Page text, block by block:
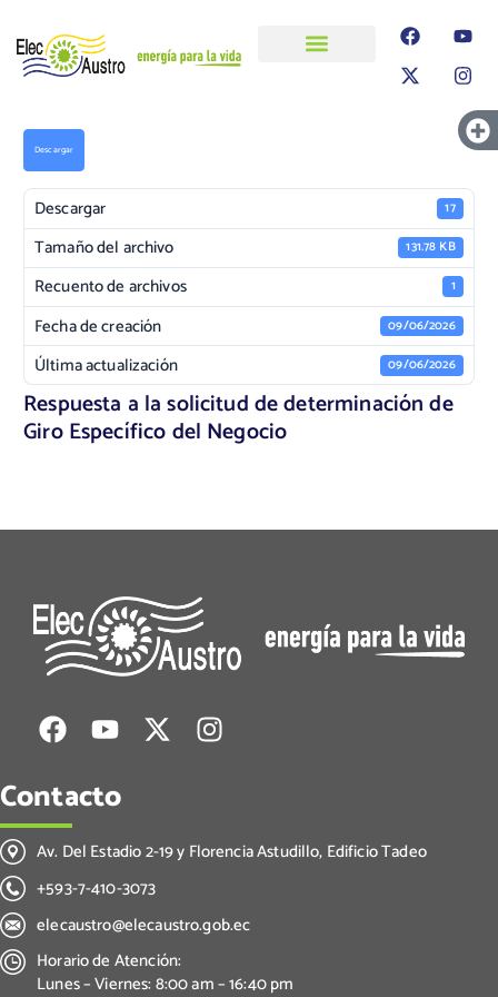
Descargar
Descargar 17
Tamaño del archivo 131.78 KB
Recuento de archivos 1
Fecha de creación 09/06/2026
Última actualización 09/06/2026
Respuesta a la solicitud de determinación de
Giro Específico del Negocio
Contacto
Av. Del Estadio 2-19 y Florencia Astudillo, Edificio Tadeo
+593-7-410-3073
elecaustro@elecaustro.gob.ec
Horario de Atención:
Lunes – Viernes: 8:00 am – 16:40 pm